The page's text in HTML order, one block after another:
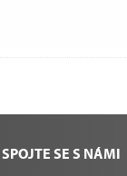
SPOJTE SE S NÁMI